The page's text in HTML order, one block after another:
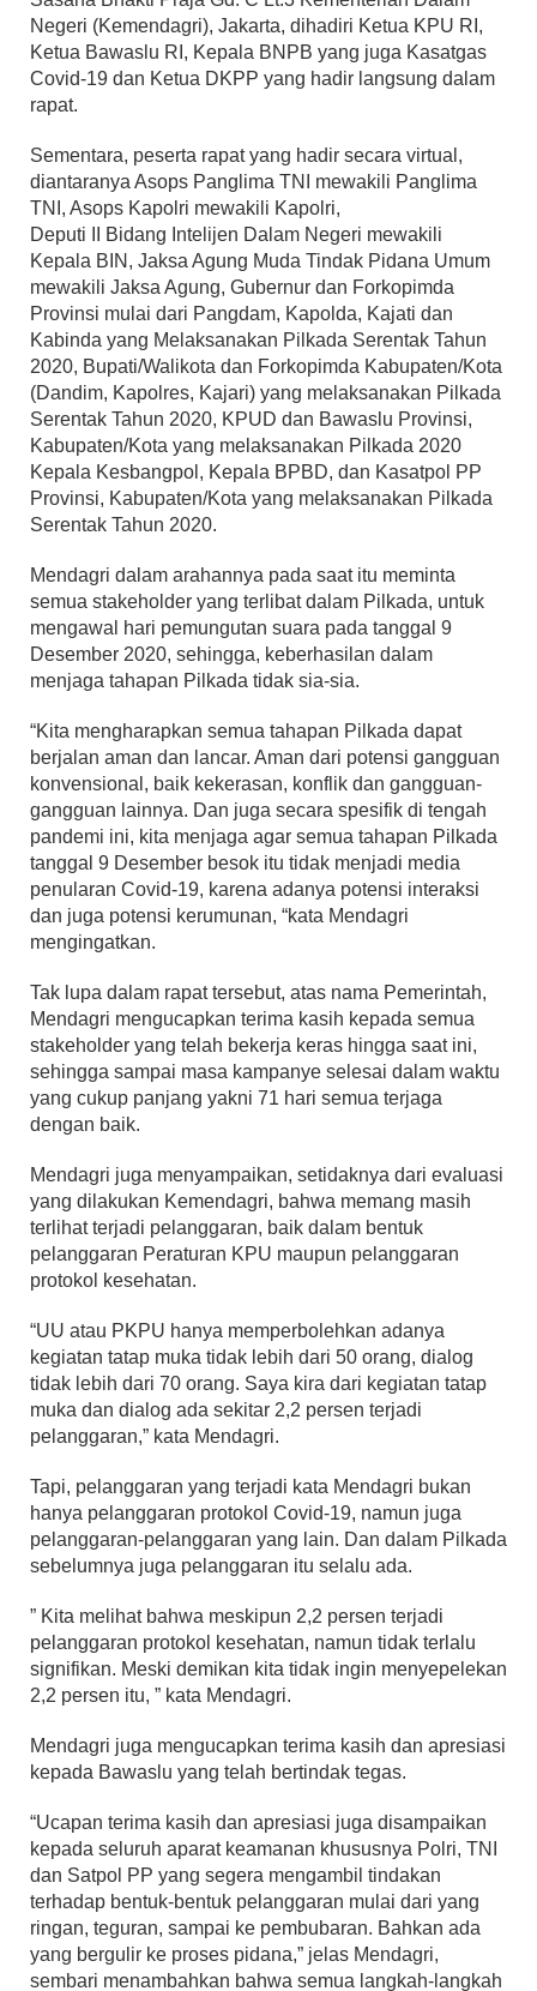
Negeri (Kemendagri), Jakarta, dihadiri Ketua KPU RI,
Ketua Bawaslu RI, Kepala BNPB yang juga Kasatgas
Covid-19 dan Ketua DKPP yang hadir langsung dalam
rapat.
Sementara, peserta rapat yang hadir secara virtual,
diantaranya Asops Panglima TNI mewakili Panglima
TNI, Asops Kapolri mewakili Kapolri,
Deputi II Bidang Intelijen Dalam Negeri mewakili
Kepala BIN, Jaksa Agung Muda Tindak Pidana Umum
mewakili Jaksa Agung, Gubernur dan Forkopimda
Provinsi mulai dari Pangdam, Kapolda, Kajati dan
Kabinda yang Melaksanakan Pilkada Serentak Tahun
2020, Bupati/Walikota dan Forkopimda Kabupaten/Kota
(Dandim, Kapolres, Kajari) yang melaksanakan Pilkada
Serentak Tahun 2020, KPUD dan Bawaslu Provinsi,
Kabupaten/Kota yang melaksanakan Pilkada 2020
Kepala Kesbangpol, Kepala BPBD, dan Kasatpol PP
Provinsi, Kabupaten/Kota yang melaksanakan Pilkada
Serentak Tahun 2020.
Mendagri dalam arahannya pada saat itu meminta
semua stakeholder yang terlibat dalam Pilkada, untuk
mengawal hari pemungutan suara pada tanggal 9
Desember 2020, sehingga, keberhasilan dalam
menjaga tahapan Pilkada tidak sia-sia.
“Kita mengharapkan semua tahapan Pilkada dapat
berjalan aman dan lancar. Aman dari potensi gangguan
konvensional, baik kekerasan, konflik dan gangguan-
gangguan lainnya. Dan juga secara spesifik di tengah
pandemi ini, kita menjaga agar semua tahapan Pilkada
tanggal 9 Desember besok itu tidak menjadi media
penularan Covid-19, karena adanya potensi interaksi
dan juga potensi kerumunan, “kata Mendagri
mengingatkan.
Tak lupa dalam rapat tersebut, atas nama Pemerintah,
Mendagri mengucapkan terima kasih kepada semua
stakeholder yang telah bekerja keras hingga saat ini,
sehingga sampai masa kampanye selesai dalam waktu
yang cukup panjang yakni 71 hari semua terjaga
dengan baik.
Mendagri juga menyampaikan, setidaknya dari evaluasi
yang dilakukan Kemendagri, bahwa memang masih
terlihat terjadi pelanggaran, baik dalam bentuk
pelanggaran Peraturan KPU maupun pelanggaran
protokol kesehatan.
“UU atau PKPU hanya memperbolehkan adanya
kegiatan tatap muka tidak lebih dari 50 orang, dialog
tidak lebih dari 70 orang. Saya kira dari kegiatan tatap
muka dan dialog ada sekitar 2,2 persen terjadi
pelanggaran,” kata Mendagri.
Tapi, pelanggaran yang terjadi kata Mendagri bukan
hanya pelanggaran protokol Covid-19, namun juga
pelanggaran-pelanggaran yang lain. Dan dalam Pilkada
sebelumnya juga pelanggaran itu selalu ada.
” Kita melihat bahwa meskipun 2,2 persen terjadi
pelanggaran protokol kesehatan, namun tidak terlalu
signifikan. Meski demikan kita tidak ingin menyepelekan
2,2 persen itu, ” kata Mendagri.
Mendagri juga mengucapkan terima kasih dan apresiasi
kepada Bawaslu yang telah bertindak tegas.
“Ucapan terima kasih dan apresiasi juga disampaikan
kepada seluruh aparat keamanan khususnya Polri, TNI
dan Satpol PP yang segera mengambil tindakan
terhadap bentuk-bentuk pelanggaran mulai dari yang
ringan, teguran, sampai ke pembubaran. Bahkan ada
yang bergulir ke proses pidana,” jelas Mendagri,
sembari menambahkan bahwa semua langkah-langkah